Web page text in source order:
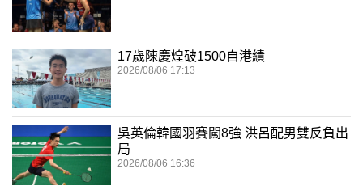
17歲陳慶煌破1500自港績
2026/08/06 17:13
吳英倫韓國羽賽闖8強 洪呂配男雙反負出
局
2026/08/06 16:36